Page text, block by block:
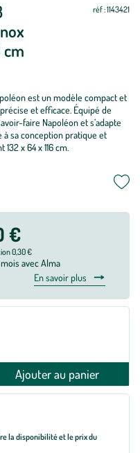
cm
réf : 1143421
est un modèle compact et
et efficace. Équipé de
faire Napoléon et s’adapte
sa conception pratique et
x 64 x 116 cm.
€
0,30 €
avec Alma
En savoir plus
Ajouter au panier
la disponibilité et le prix du